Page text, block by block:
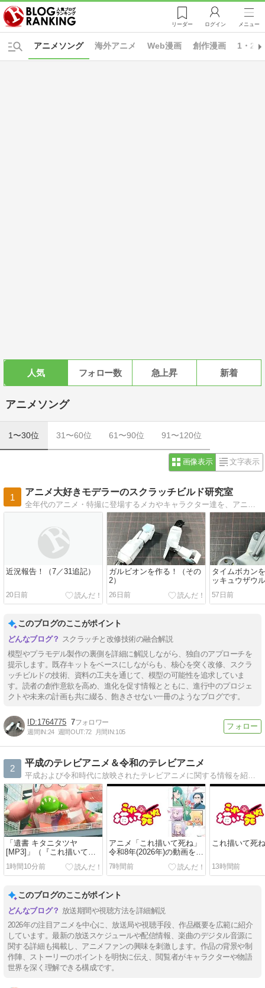
リーダー ログイン メニュー
海外アニメ Web漫画 創作漫画 1・2
アニメソング
人気 フォロー数 急上昇 新着
アニメソング
1〜30位 31〜60位 61〜90位 91〜120位
画像表示 文字表示
1
アニメ大好きモデラーのスクラッチビルド研究室
近況報告！（7／31追記）
20日前
ガルビオンを作る！（その
2）
26日前
タイムボカン
ッキュウザウ
の8）
57日前
このブログのここがポイント
スクラッチと改修技術の融合解説
模型やプラモデル製作の裏側を詳細に解説しながら、独自のアプローチを
提示します。既存キットをベースにしながらも、核心を突く改修、スクラ
ッチビルドの技術、資料の工夫を通じて、模型の可能性を追求していま
す。読者の創作意欲を高め、進化を促す情報とともに、進行中のプロジェ
クトや未来の計画も共に綴る、飽きさせない一冊のようなブログです。
1764775 7
週間IN:24 週間OUT:72 月間IN:105
2
平成のテレビアニメ＆令和のテレビアニメ
平成および令和時代に放映されたテレビアニメに関する情報を紹介していくブログです。
「遺書 キタニタツヤ
[MP3]」（『これ描いて死
ね』オープニングテーマ）
1時間10分前
アニメ「これ描いて死ね」
令和8年(2026年)の動画を
Amazon Prime Videoで視
聴する
7時間前
これ描いて死ね
13時間前
このブログのここがポイント
放送期間や視聴方法を詳細解説
2026年の注目アニメを中心に、放送局や視聴手段、作品概要を広範に紹介
しています。最新の放送スケジュールや配信情報、楽曲のデジタル音源に
関する詳細も掲載し、アニメファンの興味を刺激します。作品の背景や制
作陣、ストーリーのポイントを明快に伝え、閲覧者がキャラクターや物語
世界を深く理解できる構成です。